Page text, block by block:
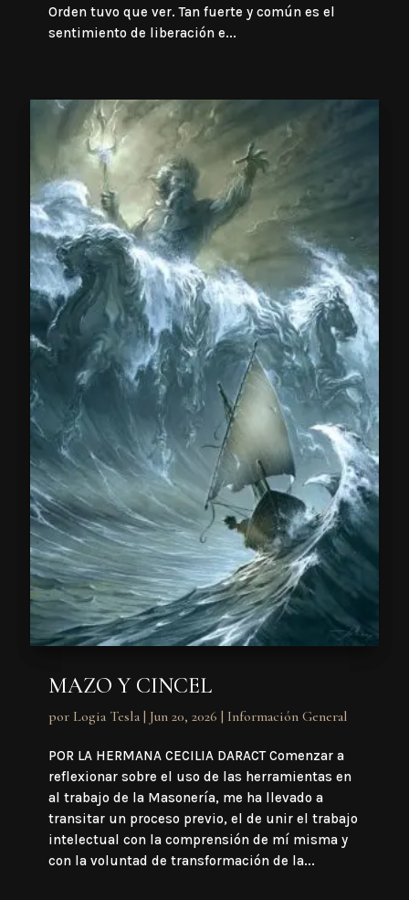
Orden tuvo que ver. Tan fuerte y común es el
sentimiento de liberación e...
MAZO Y CINCEL
por Logia Tesla| Jun 20, 2026 | Información General
POR LA HERMANA CECILIA DARACT Comenzar a
reflexionar sobre el uso de las herramientas en
al trabajo de la Masonería, me ha llevado a
transitar un proceso previo, el de unir el trabajo
intelectual con la comprensión de mí misma y
con la voluntad de transformación de la...